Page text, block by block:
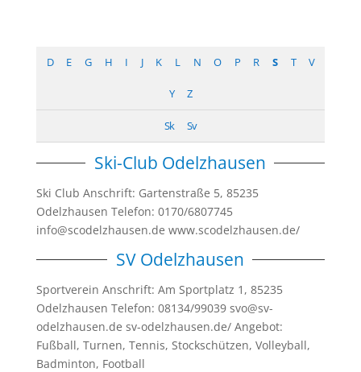
D E G H I J K L N O P R S T V
Y Z
Sk Sv
Ski-Club Odelzhausen
Ski Club Anschrift: Gartenstraße 5, 85235
Odelzhausen Telefon: 0170/6807745
info@scodelzhausen.de www.scodelzhausen.de/
SV Odelzhausen
Sportverein Anschrift: Am Sportplatz 1, 85235
Odelzhausen Telefon: 08134/99039 svo@sv-
odelzhausen.de sv-odelzhausen.de/ Angebot:
Fußball, Turnen, Tennis, Stockschützen, Volleyball,
Badminton, Football